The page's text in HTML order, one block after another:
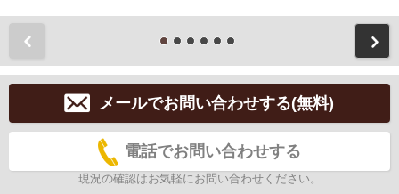
メールでお問い合わせする(無料)
電話でお問い合わせする
現況の確認はお気軽にお問い合わせください。